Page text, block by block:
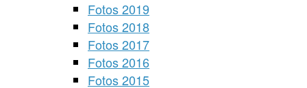
Fotos 2019
Fotos 2018
Fotos 2017
Fotos 2016
Fotos 2015